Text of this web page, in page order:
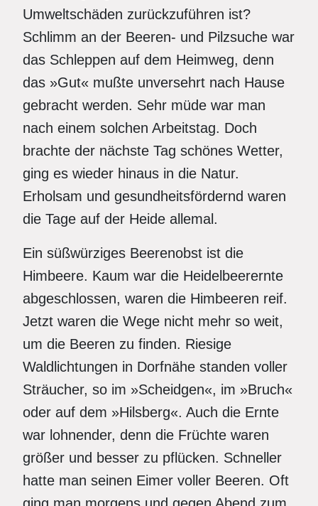
Umweltschäden zurückzuführen ist?
Schlimm an der Beeren- und Pilzsuche war
das Schleppen auf dem Heimweg, denn
das »Gut« mußte unversehrt nach Hause
gebracht werden. Sehr müde war man
nach einem solchen Arbeitstag. Doch
brachte der nächste Tag schönes Wetter,
ging es wieder hinaus in die Natur.
Erholsam und gesundheitsfördernd waren
die Tage auf der Heide allemal.
Ein süßwürziges Beerenobst ist die
Himbeere. Kaum war die Heidelbeerernte
abgeschlossen, waren die Himbeeren reif.
Jetzt waren die Wege nicht mehr so weit,
um die Beeren zu finden. Riesige
Waldlichtungen in Dorfnähe standen voller
Sträucher, so im »Scheidgen«, im »Bruch«
oder auf dem »Hilsberg«. Auch die Ernte
war lohnender, denn die Früchte waren
größer und besser zu pflücken. Schneller
hatte man seinen Eimer voller Beeren. Oft